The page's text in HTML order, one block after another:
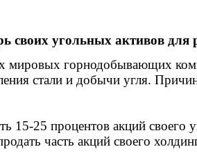
своих угольных активов для
горнодобывающих
стали и добычи угля.
15-25 процентов акций
часть акций своего